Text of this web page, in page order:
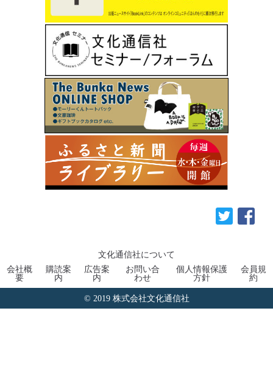
文化通信社について
会社概
要
購読案
内
広告案
内
お問い合
わせ
個人情報保護
方針
会員規
約
© 2019 株式会社文化通信社